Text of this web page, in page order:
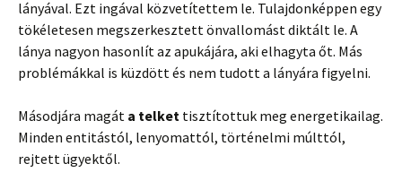
lányával. Ezt ingával közvetítettem le. Tulajdonképpen egy
tökéletesen megszerkesztett önvallomást diktált le. A
lánya nagyon hasonlít az apukájára, aki elhagyta őt. Más
problémákkal is küzdött és nem tudott a lányára figyelni.
Másodjára magát a telket tisztítottuk meg energetikailag.
Minden entitástól, lenyomattól, történelmi múlttól,
rejtett ügyektől.